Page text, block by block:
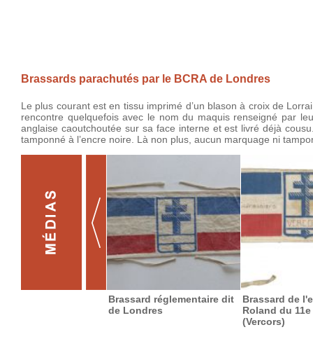
Brassards parachutés par le BCRA de Londres
Le plus courant est en tissu imprimé d’un blason à croix de
rencontre quelquefois avec le nom du maquis renseigné par
anglaise caoutchoutée sur sa face interne et est livré déjà
tamponné à l’encre noire. Là non plus, aucun marquage ni
Brassard réglementaire dit
de Londres
Brassard de
Roland du
(Vercors)